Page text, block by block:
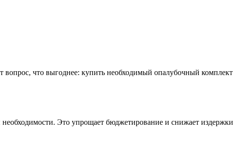
вопрос, что выгоднее: купить необходимый опалубочный комплект
необходимости. Это упрощает бюджетирование и снижает издержки